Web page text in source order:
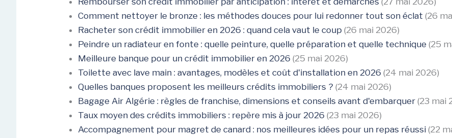
Comment nettoyer le bronze : les méthodes douces pour lui redonner tout son éclat (26
Racheter son crédit immobilier en 2026 : quand cela vaut le coup (26 mai 2026)
Peindre un radiateur en fonte : quelle peinture, quelle préparation et quelle technique (25
Meilleure banque pour un crédit immobilier en 2026 (25 mai 2026)
Toilette avec lave main : avantages, modèles et coût d'installation en 2026 (24 mai 2026)
Quelles banques proposent les meilleurs crédits immobiliers ? (24 mai 2026)
Bagage Air Algérie : règles de franchise, dimensions et conseils avant d'embarquer (23 mai
Taux moyen des crédits immobiliers : repère mis à jour 2026 (23 mai 2026)
Accompagnement pour magret de canard : nos meilleures idées pour un repas réussi (22